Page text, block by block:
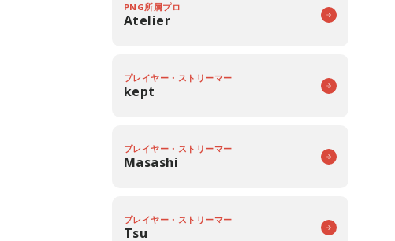
PNG所属プロ
Atelier
プレイヤー・ストリーマー
kept
プレイヤー・ストリーマー
Masashi
プレイヤー・ストリーマー
Tsu